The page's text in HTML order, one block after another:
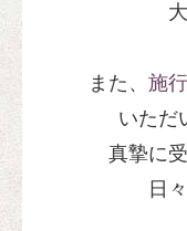
また、 施
いただ
真摯に
日